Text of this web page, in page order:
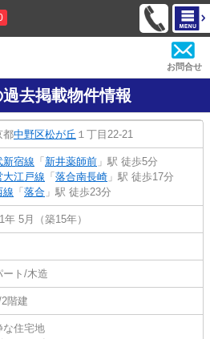
お問合せ
去掲載物件情報
都中野区松が丘 １丁目22-21
新宿線 「 新井薬師前 」駅 徒歩5分
大江戸線 「 落合南長崎 」駅 徒歩17分
線 「 落合 」駅 徒歩23分
年 5月（築15年）
ート/木造
階建
な住宅地